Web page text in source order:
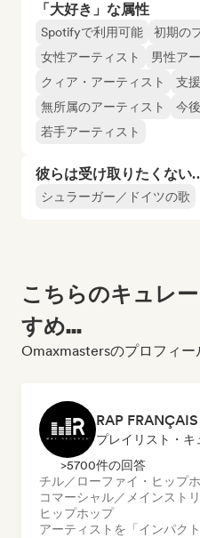
「大好き」な属性
Spotifyで利用可能
初期の
女性アーティスト
男性ア
クィア・アーティスト
支
無所属のアーティスト
今
若手アーティスト
彼らは受け取りたくない
シュラーガー／ドイツの歌
こちらのキュレ
すめ...
Omaxmastersのプロフィ
プレイリスト・キ
>5700件の回答
チル／ローファイ・ヒップ
コマーシャル／メインスト
ヒップホップ
アーティストを「インパク